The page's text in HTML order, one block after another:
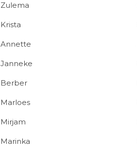
Zulema
Krista
Annette
Janneke
Berber
Marloes
Mirjam
Marinka